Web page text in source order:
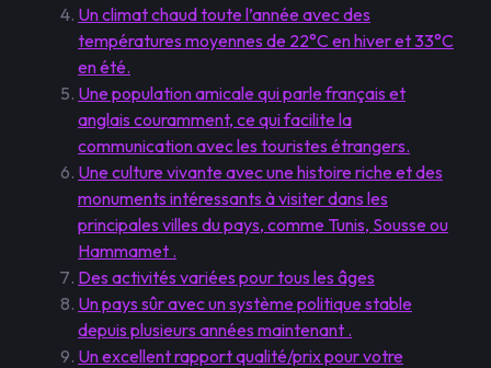
Un climat chaud toute l’année avec des
températures moyennes de 22°C en hiver et 33°C
en été.
Une population amicale qui parle français et
anglais couramment, ce qui facilite la
communication avec les touristes étrangers.
Une culture vivante avec une histoire riche et des
monuments intéressants à visiter dans les
principales villes du pays, comme Tunis, Sousse ou
Hammamet .
Des activités variées pour tous les âges
Un pays sûr avec un système politique stable
depuis plusieurs années maintenant .
Un excellent rapport qualité/prix pour votre